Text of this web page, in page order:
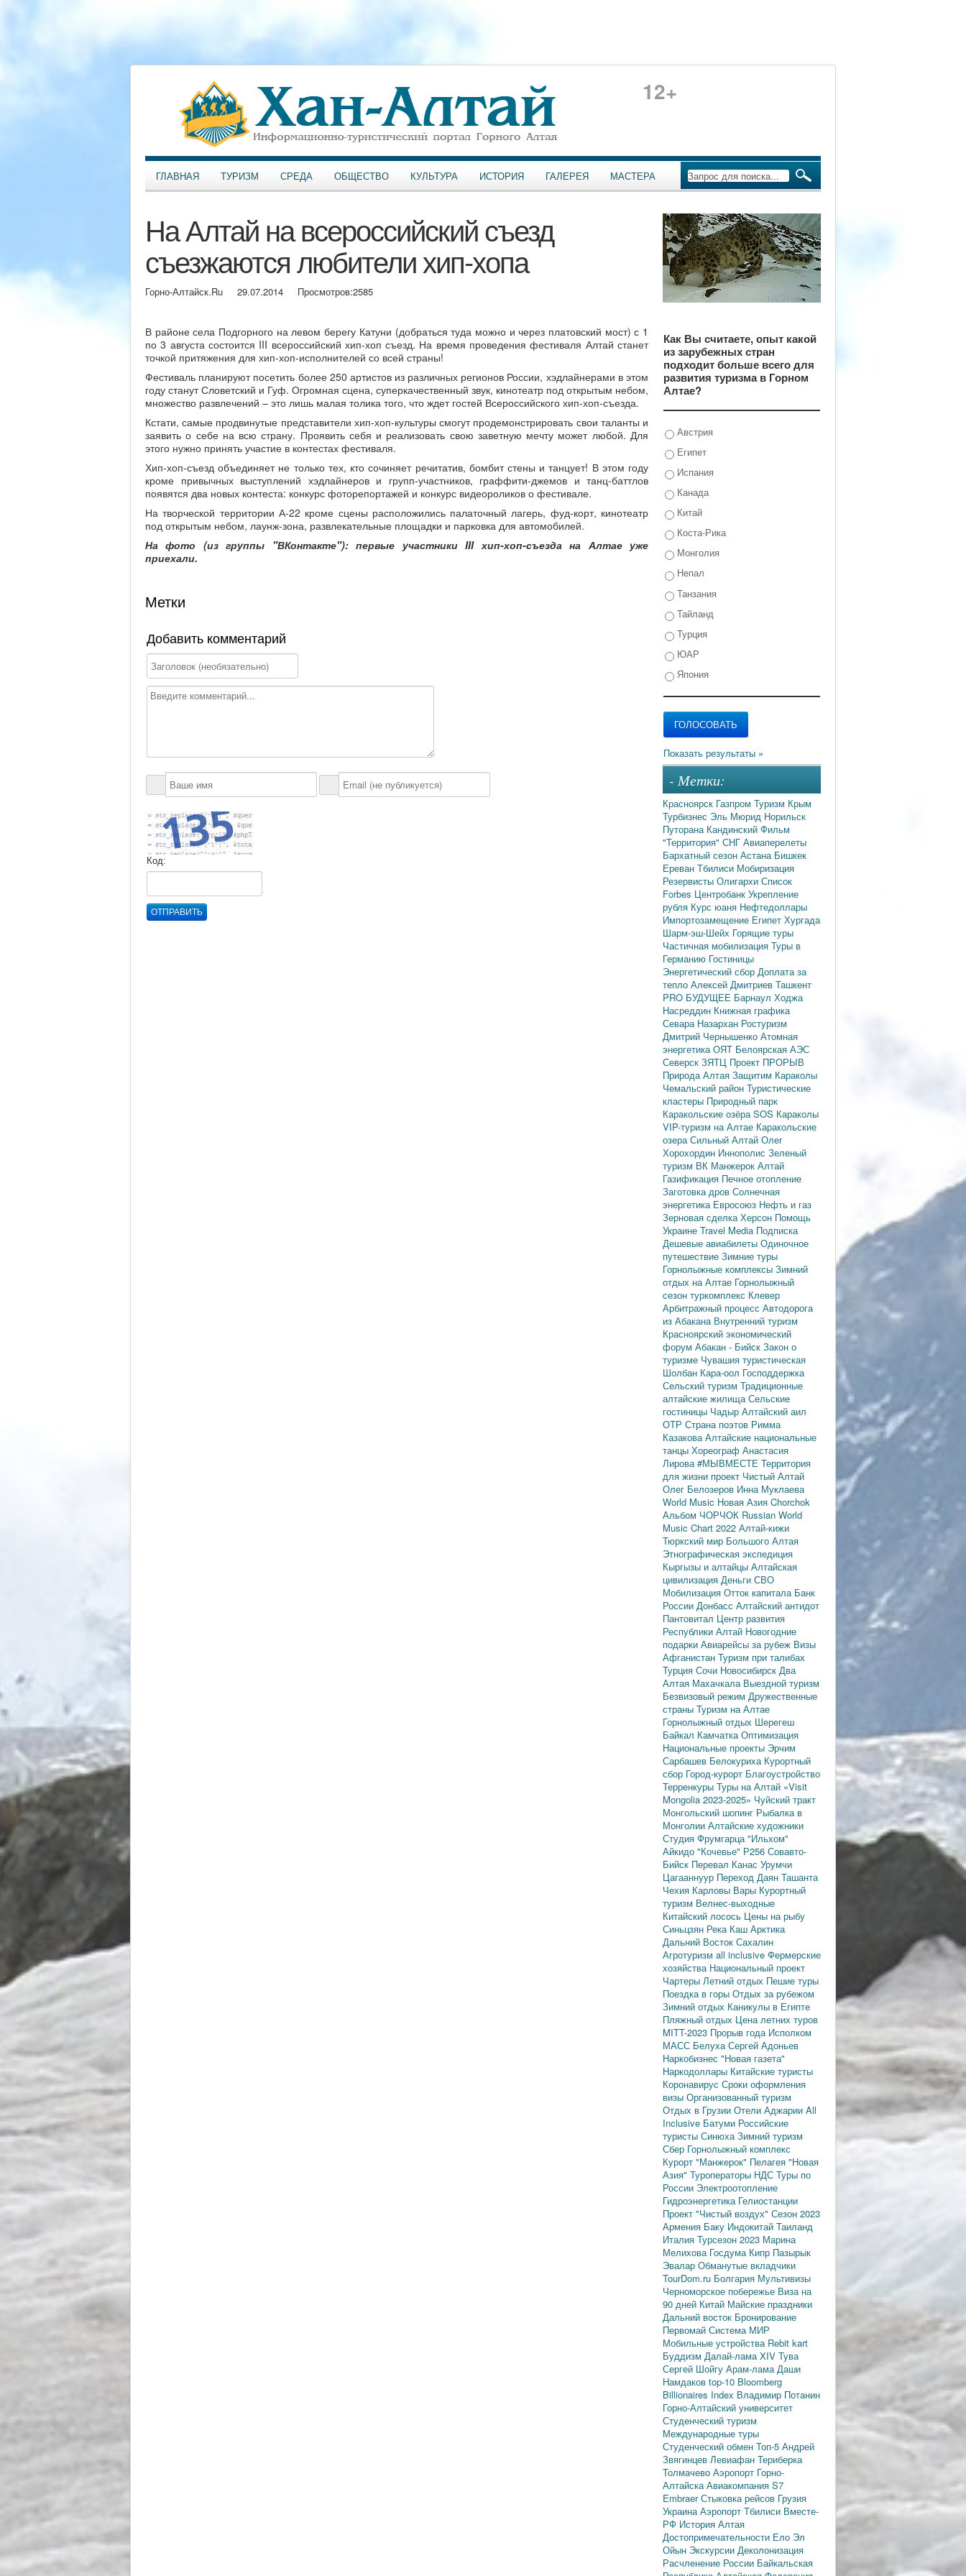
12+
ГЛАВНАЯ ТУРИЗМ СРЕДА ОБЩЕСТВО КУЛЬТУРА ИСТОРИЯ ГАЛЕРЕЯ МАСТЕРА
На Алтай на всероссийский съезд
съезжаются любители хип-хопа
Горно-Алтайск.Ru 29.07.2014 Просмотров:2585
В районе села Подгорного на левом берегу Катуни (добраться туда можно и через платовский мост) с 1
по 3 августа состоится III всероссийский хип-хоп съезд. На время проведения фестиваля Алтай станет
точкой притяжения для хип-хоп-исполнителей со всей страны!
Фестиваль планируют посетить более 250 артистов из различных регионов России, хэдлайнерами в этом
году станут Словетский и Гуф. Огромная сцена, суперкачественный звук, кинотеатр под открытым небом,
множество развлечений – это лишь малая толика того, что ждет гостей Всероссийского хип-хоп-съезда.
Кстати, самые продвинутые представители хип-хоп-культуры смогут продемонстрировать свои таланты и
заявить о себе на всю страну. Проявить себя и реализовать свою заветную мечту может любой. Для
этого нужно принять участие в контестах фестиваля.
Хип-хоп-съезд объединяет не только тех, кто сочиняет речитатив, бомбит стены и танцует! В этом году
кроме привычных выступлений хэдлайнеров и групп-участников, граффити-джемов и танц-баттлов
появятся два новых контеста: конкурс фоторепортажей и конкурс видеороликов о фестивале.
На творческой территории А-22 кроме сцены расположились палаточный лагерь, фуд-корт, кинотеатр
под открытым небом, лаунж-зона, развлекательные площадки и парковка для автомобилей.
На фото (из группы "ВКонтакте"): первые участники III хип-хоп-съезда на Алтае уже
приехали.
Метки
Добавить комментарий
Код:
ОТПРАВИТЬ
Как Вы считаете, опыт какой
из зарубежных стран
подходит больше всего для
развития туризма в Горном
Алтае?
Австрия
Египет
Испания
Канада
Китай
Коста-Рика
Монголия
Непал
Танзания
Тайланд
Турция
ЮАР
Япония
- Метки:
Красноярск Газпром Туризм Крым
Турбизнес Эль Мюрид Норильск
Путорана Кандинский Фильм
"Территория" СНГ Авиаперелеты
Бархатный сезон Астана Бишкек
Ереван Тбилиси Мобиризация
Резервисты Олигархи Список
Forbes Центробанк Укрепление
рубля Курс юаня Нефтедоллары
Импортозамещение Египет Хургада
Шарм-эш-Шейх Горящие туры
Частичная мобилизация Туры в
Германию Гостиницы
Энергетический сбор Доплата за
тепло Алексей Дмитриев Ташкент
PRO БУДУЩЕЕ Барнаул Ходжа
Насреддин Книжная графика
Севара Назархан Ростуризм
Дмитрий Чернышенко Атомная
энергетикаОЯТ Белоярская АЭС
Северск ЗЯТЦ Проект ПРОРЫВ
Природа Алтая Защитим Караколы
Чемальский район Туристические
кластеры Природный парк
Каракольские озёраSOS Караколы
VIP-туризм на Алтае Каракольские
озераСильный Алтай Олег
Хорохордин Иннополис Зеленый
туризм ВК Манжерок Алтай
Газификация Печное отопление
Заготовка дров Солнечная
энергетика Евросоюз Нефть и газ
Зерновая сделкаХерсон Помощь
Украине Travel Media Подписка
Дешевые авиабилеты Одиночное
путешествие Зимние туры
Горнолыжные комплексы Зимний
отдых на Алтае Горнолыжный
сезон туркомплекс Клевер
Арбитражный процесс Автодорога
из Абакана Внутренний туризм
Красноярский экономический
форум Абакан - Бийск Закон о
туризме Чувашия туристическая
Шолбан Кара-оол Господдержка
Сельский туризм Традиционные
алтайские жилищаСельские
гостиницы Чадыр Алтайский аил
ОТР Страна поэтов Римма
КазаковаАлтайские национальные
танцы Хореограф Анастасия
Лирова#МЫВМЕСТЕ Территория
для жизни проект Чистый Алтай
Олег Белозеров Инна Муклаева
World Music Новая Азия Chorchok
Альбом ЧОРЧОК Russian World
Music Chart 2022 Алтай-кижи
Тюркский мир Большого Алтая
Этнографическая экспедиция
Кыргызы и алтайцы Алтайская
цивилизация Деньги СВО
Мобилизация Отток капитала Банк
России Донбасс Алтайский антидот
Пантовитал Центр развития
Республики Алтай Новогодние
подарки Авиарейсы за рубеж Визы
Афганистан Туризм при талибах
Турция Сочи Новосибирск Два
Алтая Махачкала Выездной туризм
Безвизовый режим Дружественные
страны Туризм на Алтае
Горнолыжный отдых Шерегеш
Байкал КамчаткаОптимизация
Национальные проекты Эрчим
Сарбашев Белокуриха Курортный
сбор Город-курорт Благоустройство
Терренкуры Туры на Алтай «Visit
Mongolia 2023-2025» Чуйский тракт
Монгольский шопинг Рыбалка в
Монголии Алтайские художники
Студия Фрумгарца"Ильхом"
Айкидо "Кочевье" Р256 Совавто-
Бийск Перевал Канас Урумчи
Цагааннуур Переход Даян Ташанта
Чехия Карловы Вары Курортный
туризм Велнес-выходные
Китайский лосось Цены на рыбу
Синьцзян Река Каш Арктика
Дальний Восток Сахалин
Агротуризм all inclusive Фермерские
хозяйства Национальный проект
Чартеры Летний отдых Пешие туры
Поездка в горы Отдых за рубежом
Зимний отдых Каникулы в Египте
Пляжный отдых Цена летних туров
MITT-2023 Прорыв года Исполком
МАСС БелухаСергей Адоньев
Наркобизнес "Новая газета"
Наркодоллары Китайские туристы
Коронавирус Сроки оформления
визы Организованный туризм
Отдых в Грузии Отели Аджарии All
Inclusive Батуми Российские
туристы СинюхаЗимний туризм
Сбер Горнолыжный комплекс
Курорт "Манжерок" Пелагея "Новая
Азия" Туроператоры НДС Туры по
России Электроотопление
Гидроэнергетика Гелиостанции
Проект "Чистый воздух" Сезон 2023
Армения Баку Индокитай Таиланд
Италия Турсезон 2023 Марина
Мелихова Госдума Кипр Пазырык
Эвалар Обманутые вкладчики
TourDom.ru Болгария Мультивизы
Черноморское побережье Виза на
90 дней Китай Майские праздники
Дальний восток Бронирование
Первомай Система МИР
Мобильные устройства Rebit kart
Буддизм Далай-лама XIV Тува
Сергей Шойгу Арам-ламаДаши
Намдаков top-10 Bloomberg
Billionaires Index Владимир Потанин
Горно-Алтайский университет
Студенческий туризм
Международные туры
Студенческий обмен Топ-5 Андрей
Звягинцев Левиафан Териберка
Толмачево Аэропорт Горно-
АлтайскаАвиакомпания S7
EmbraerСтыковка рейсов Грузия
УкраинаАэропорт Тбилиси Вместе-
РФ История Алтая
Достопримечательности Ело Эл
Ойын Экскурсии Деколонизация
Расчленение России Байкальская